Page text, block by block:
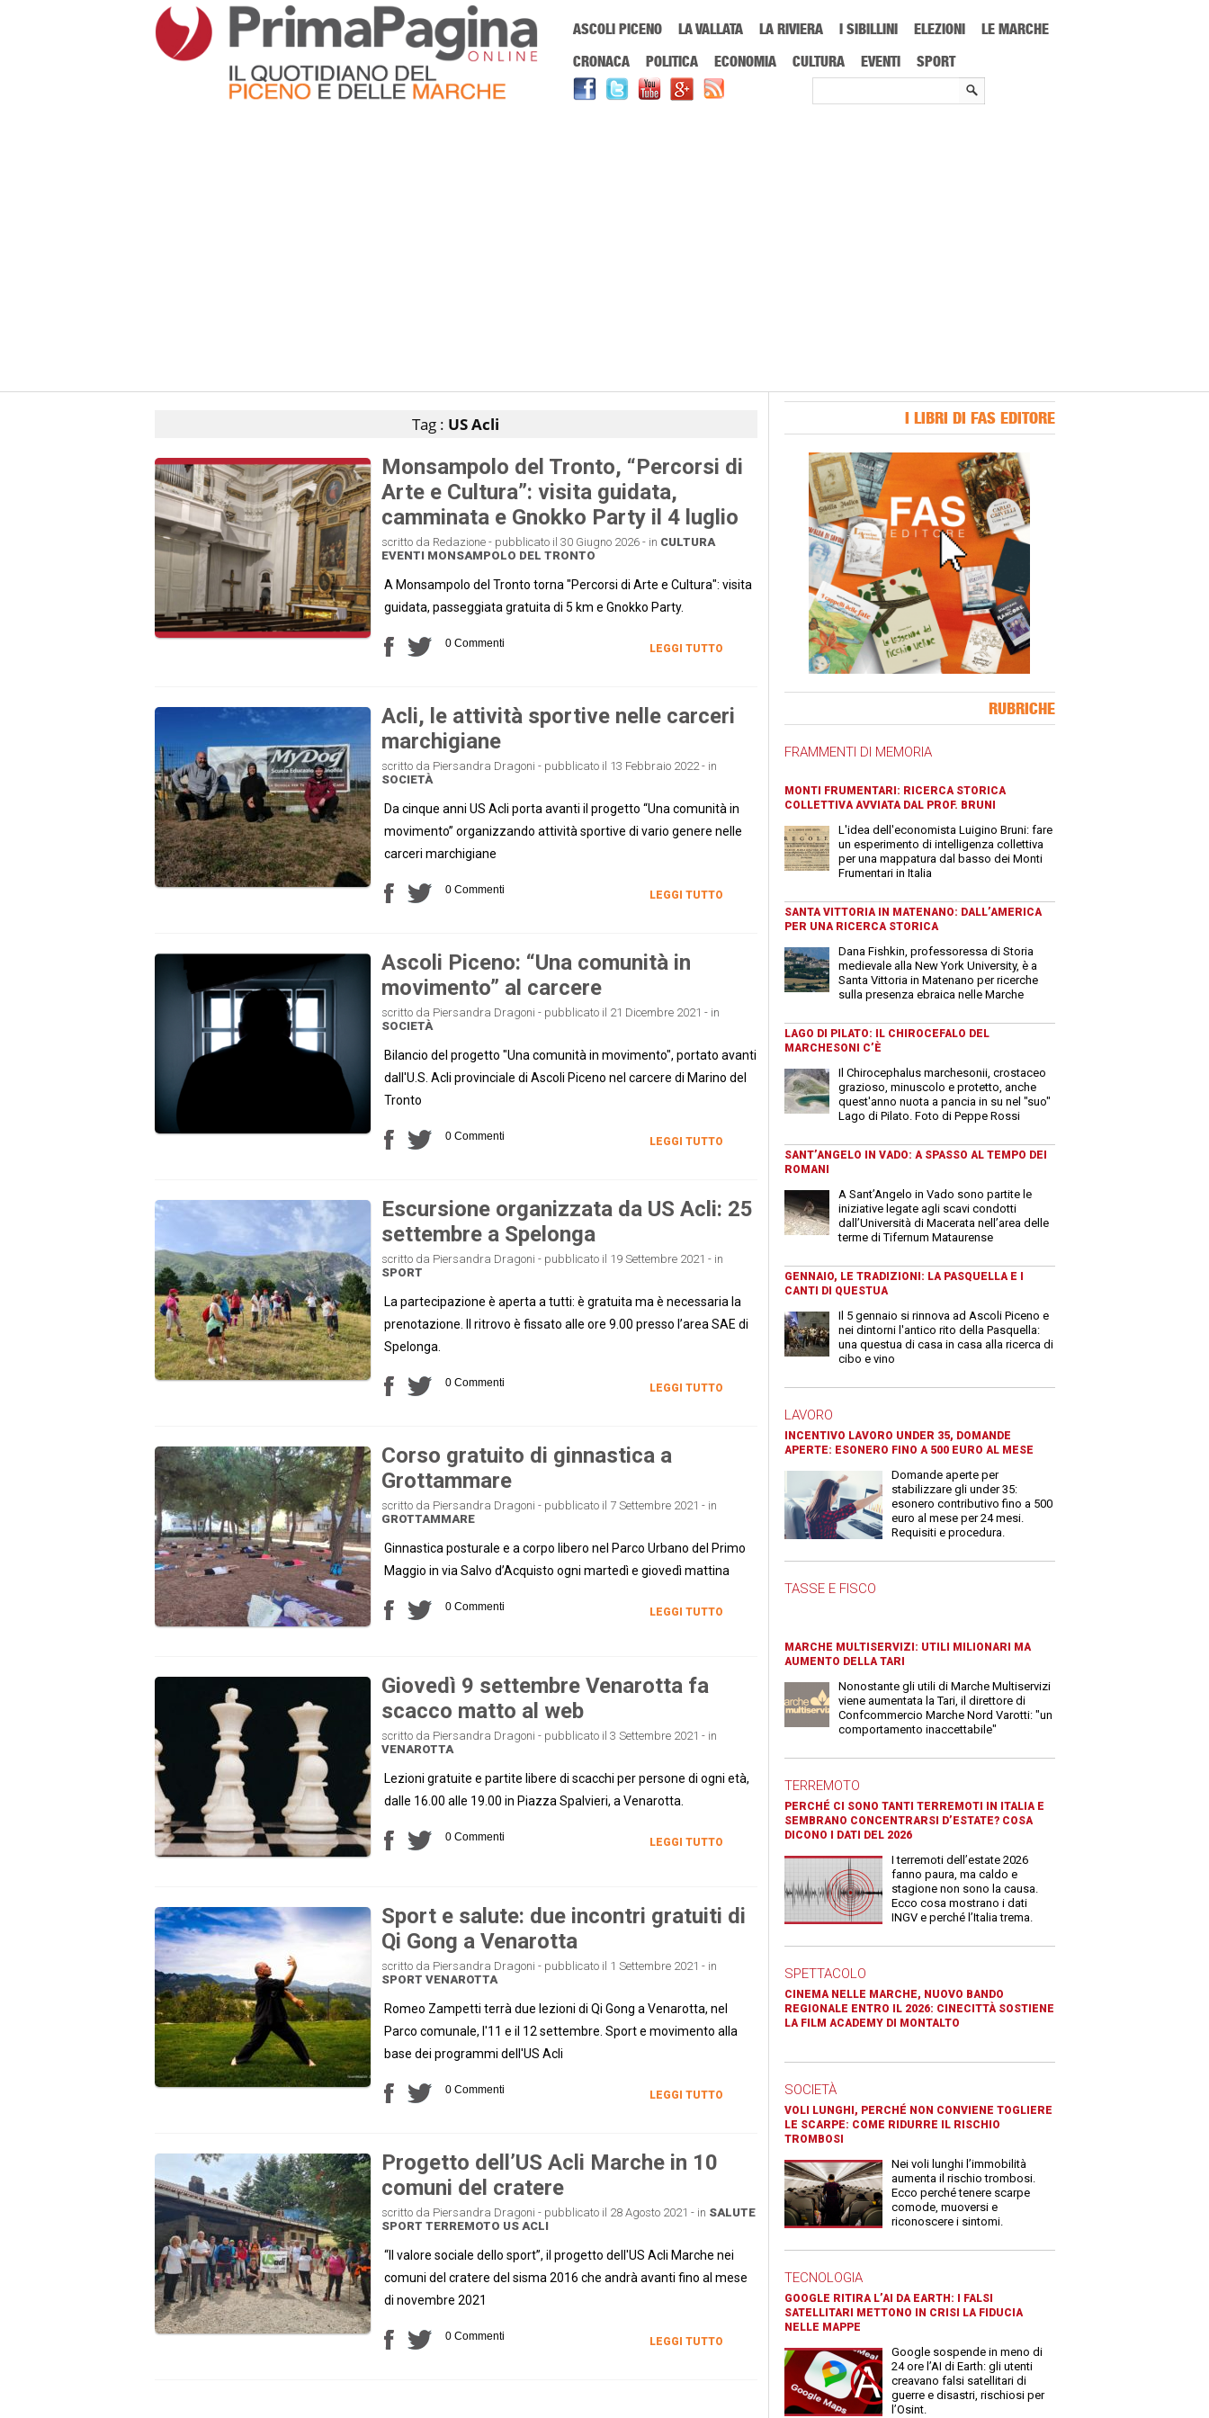
ASCOLI PICENO LA VALLATA LA RIVIERA I SIBILLINI ELEZIONI
LE MARCHE
CRONACA
POLITICA ECONOMIA CULTURA EVENTI SPORT
Tag : US Acli
Monsampolo del Tronto, “Percorsi di
Arte e Cultura”: visita guidata,
camminata e Gnokko Party il 4 luglio
scritto da Redazione - pubblicato il 30 Giugno 2026 - in CULTURA
EVENTI MONSAMPOLO DEL TRONTO
A Monsampolo del Tronto torna "Percorsi di Arte e Cultura": visita
guidata, passeggiata gratuita di 5 km e Gnokko Party.
0 Commenti LEGGI TUTTO
Acli, le attività sportive nelle carceri
marchigiane
scritto da Piersandra Dragoni - pubblicato il 13 Febbraio 2022 - in
SOCIETÀ
Da cinque anni US Acli porta avanti il progetto “Una comunità in
movimento” organizzando attività sportive di vario genere nelle
carceri marchigiane
0 Commenti LEGGI TUTTO
Ascoli Piceno: “Una comunità in
movimento” al carcere
scritto da Piersandra Dragoni - pubblicato il 21 Dicembre 2021 - in
SOCIETÀ
Bilancio del progetto "Una comunità in movimento", portato avanti
dall'U.S. Acli provinciale di Ascoli Piceno nel carcere di Marino del
Tronto
0 Commenti LEGGI TUTTO
Escursione organizzata da US Acli: 25
settembre a Spelonga
scritto da Piersandra Dragoni - pubblicato il 19 Settembre 2021 - in
SPORT
La partecipazione è aperta a tutti: è gratuita ma è necessaria la
prenotazione. Il ritrovo è fissato alle ore 9.00 presso l’area SAE di
Spelonga.
0 Commenti LEGGI TUTTO
Corso gratuito di ginnastica a
Grottammare
scritto da Piersandra Dragoni - pubblicato il 7 Settembre 2021 - in
GROTTAMMARE
Ginnastica posturale e a corpo libero nel Parco Urbano del Primo
Maggio in via Salvo d’Acquisto ogni martedì e giovedì mattina
0 Commenti LEGGI TUTTO
Giovedì 9 settembre Venarotta fa
scacco matto al web
scritto da Piersandra Dragoni - pubblicato il 3 Settembre 2021 - in
VENAROTTA
Lezioni gratuite e partite libere di scacchi per persone di ogni età,
dalle 16.00 alle 19.00 in Piazza Spalvieri, a Venarotta.
0 Commenti LEGGI TUTTO
Sport e salute: due incontri gratuiti di
Qi Gong a Venarotta
scritto da Piersandra Dragoni - pubblicato il 1 Settembre 2021 - in
SPORT VENAROTTA
Romeo Zampetti terrà due lezioni di Qi Gong a Venarotta, nel
Parco comunale, l'11 e il 12 settembre. Sport e movimento alla
base dei programmi dell'US Acli
0 Commenti LEGGI TUTTO
Progetto dell’US Acli Marche in 10
comuni del cratere
scritto da Piersandra Dragoni - pubblicato il 28 Agosto 2021 - in SALUTE
SPORT TERREMOTO US ACLI
“Il valore sociale dello sport”, il progetto dell'US Acli Marche nei
comuni del cratere del sisma 2016 che andrà avanti fino al mese
di novembre 2021
0 Commenti LEGGI TUTTO
I LIBRI DI FAS EDITORE
RUBRICHE
FRAMMENTI DI MEMORIA
MONTI FRUMENTARI: RICERCA STORICA
COLLETTIVA AVVIATA DAL PROF. BRUNI
L'idea dell'economista Luigino Bruni: fare
un esperimento di intelligenza collettiva
per una mappatura dal basso dei Monti
Frumentari in Italia
SANTA VITTORIA IN MATENANO: DALL’AMERICA
PER UNA RICERCA STORICA
Dana Fishkin, professoressa di Storia
medievale alla New York University, è a
Santa Vittoria in Matenano per ricerche
sulla presenza ebraica nelle Marche
LAGO DI PILATO: IL CHIROCEFALO DEL
MARCHESONI C’È
Il Chirocephalus marchesonii, crostaceo
grazioso, minuscolo e protetto, anche
quest'anno nuota a pancia in su nel "suo"
Lago di Pilato. Foto di Peppe Rossi
SANT’ANGELO IN VADO: A SPASSO AL TEMPO DEI
ROMANI
A Sant’Angelo in Vado sono partite le
iniziative legate agli scavi condotti
dall’Università di Macerata nell’area delle
terme di Tifernum Mataurense
GENNAIO, LE TRADIZIONI: LA PASQUELLA E I
CANTI DI QUESTUA
Il 5 gennaio si rinnova ad Ascoli Piceno e
nei dintorni l'antico rito della Pasquella:
una questua di casa in casa alla ricerca di
cibo e vino
LAVORO
INCENTIVO LAVORO UNDER 35, DOMANDE
APERTE: ESONERO FINO A 500 EURO AL MESE
Domande aperte per
stabilizzare gli under 35:
esonero contributivo fino a 500
euro al mese per 24 mesi.
Requisiti e procedura.
TASSE E FISCO
MARCHE MULTISERVIZI: UTILI MILIONARI MA
AUMENTO DELLA TARI
Nonostante gli utili di Marche Multiservizi
viene aumentata la Tari, il direttore di
Confcommercio Marche Nord Varotti: "un
comportamento inaccettabile"
TERREMOTO
PERCHÉ CI SONO TANTI TERREMOTI IN ITALIA E
SEMBRANO CONCENTRARSI D’ESTATE? COSA
DICONO I DATI DEL 2026
I terremoti dell’estate 2026
fanno paura, ma caldo e
stagione non sono la causa.
Ecco cosa mostrano i dati
INGV e perché l’Italia trema.
SPETTACOLO
CINEMA NELLE MARCHE, NUOVO BANDO
REGIONALE ENTRO IL 2026: CINECITTÀ SOSTIENE
LA FILM ACADEMY DI MONTALTO
SOCIETÀ
VOLI LUNGHI, PERCHÉ NON CONVIENE TOGLIERE
LE SCARPE: COME RIDURRE IL RISCHIO
TROMBOSI
Nei voli lunghi l’immobilità
aumenta il rischio trombosi.
Ecco perché tenere scarpe
comode, muoversi e
riconoscere i sintomi.
TECNOLOGIA
GOOGLE RITIRA L’AI DA EARTH: I FALSI
SATELLITARI METTONO IN CRISI LA FIDUCIA
NELLE MAPPE
Google sospende in meno di
24 ore l’AI di Earth: gli utenti
creavano falsi satellitari di
guerre e disastri, rischiosi per
l’Osint.